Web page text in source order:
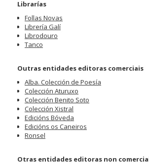
Librarías
Follas Novas
Librería Galí
Librodouro
Tanco
Outras entidades editoras comerciais
Alba. Colección de Poesía
Colección Aturuxo
Colección Benito Soto
Colección Xistral
Edicións Bóveda
Edicións os Caneiros
Ronsel
Otras entidades editoras non